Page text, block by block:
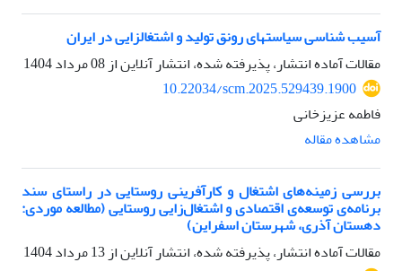
آسیب شناسی سیاستهای رونق تولید و اشتغالزایی در ایران
مقالات آماده انتشار، پذیرفته شده، انتشار آنلاین از08 مرداد 1404
10.22034/scm.2025.529439.1900
فاطمه عزیزخانی
مشاهده مقاله
بررسی زمینه‌های اشتغال و کارآفرینی روستایی در راستای سند
برنامه‌ی توسعه‌ی اقتصادی و اشتغال‌زایی روستایی (مطالعه موردی:
دهستان آذری، شهرستان اسفراین)
مقالات آماده انتشار، پذیرفته شده، انتشار آنلاین از13 مرداد 1404